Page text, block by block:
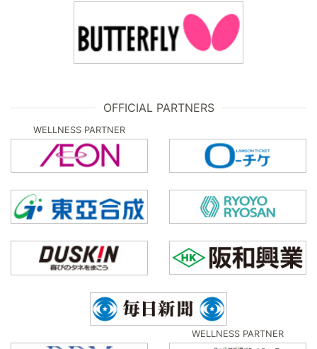
OFFICIAL PARTNERS
WELLNESS PARTNER
WELLNESS PARTNER